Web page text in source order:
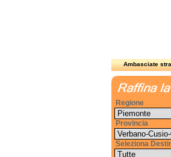
Ambasciate
Regione
Provincia
Seleziona